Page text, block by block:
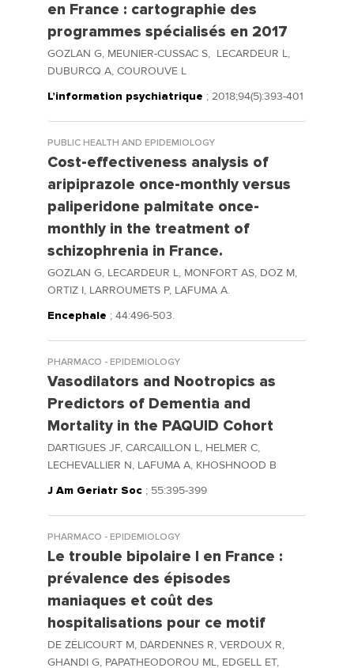
en France : cartographie des
programmes spécialisés en 2017
GOZLAN G, MEUNIER-CUSSAC S, LECARDEUR L,
DUBURCQ A, COUROUVE L
L’information psychiatrique ; 2018;94(5):393-401
PUBLIC HEALTH AND EPIDEMIOLOGY
Cost-effectiveness analysis of
aripiprazole once-monthly versus
paliperidone palmitate once-
monthly in the treatment of
schizophrenia in France.
GOZLAN G, LECARDEUR L, MONFORT AS, DOZ M,
ORTIZ I, LARROUMETS P, LAFUMA A.
Encephale ; 44:496-503.
PHARMACO - EPIDEMIOLOGY
Vasodilators and Nootropics as
Predictors of Dementia and
Mortality in the PAQUID Cohort
DARTIGUES JF, CARCAILLON L, HELMER C,
LECHEVALLIER N, LAFUMA A, KHOSHNOOD B
J Am Geriatr Soc ; 55:395-399
PHARMACO - EPIDEMIOLOGY
Le trouble bipolaire I en France :
prévalence des épisodes
maniaques et coût des
hospitalisations pour ce motif
DE ZÉLICOURT M, DARDENNES R, VERDOUX R,
GHANDI G, PAPATHEODOROU ML, EDGELL ET,